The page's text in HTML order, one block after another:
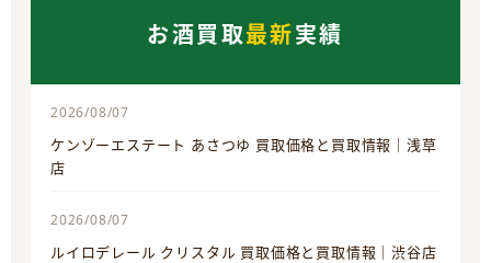
お酒買取最新実績
2026/08/07
ケンゾーエステート あさつゆ 買取価格と買取情報｜浅草
店
2026/08/07
ルイロデレール クリスタル 買取価格と買取情報｜渋谷店